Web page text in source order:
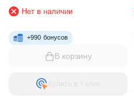
Нет в наличии
+990 бонусов
В корзину